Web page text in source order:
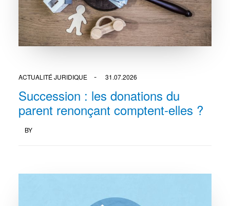
ACTUALITÉ JURIDIQUE 31.07.2026
Succession : les donations du
parent renonçant comptent-elles ?
BY